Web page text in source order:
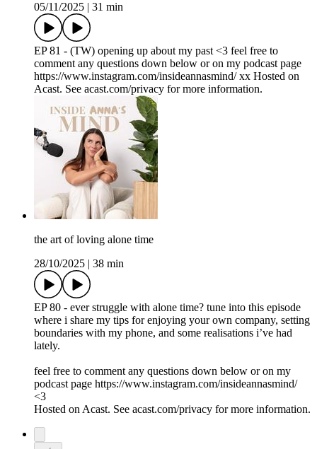
05/11/2025
31 min
EP 81 - (TW) opening up about my past <3 feel free to
comment any questions down below or on my podcast page
https://www.instagram.com/insideannasmind/ xx Hosted on
Acast. See acast.com/privacy for more information.
the art of loving alone time
28/10/2025
38 min
EP 80 - ever struggle with alone time? tune into this episode
where i share my tips for enjoying your own company, setting
boundaries with my phone, and some realisations i’ve had
lately.
feel free to comment any questions down below or on my
podcast page https://www.instagram.com/insideannasmind/
<3
Hosted on Acast. See acast.com/privacy for more information.